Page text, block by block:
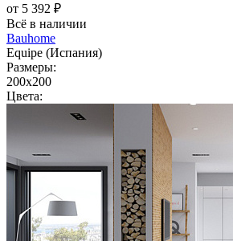
от 5 392 ₽
Всё в наличии
Bauhome
Equipe (Испания)
Размеры:
200x200
Цвета: